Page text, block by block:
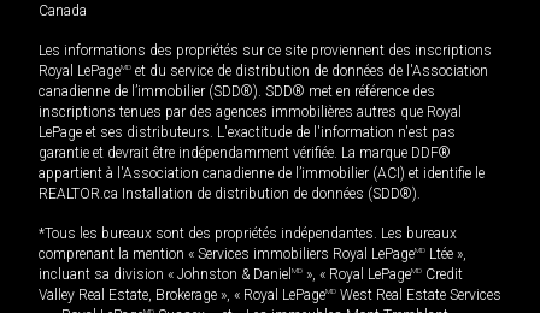
Canada
Les informations des propriétés sur ce site proviennent des inscriptions
Royal LePageMD et du service de distribution de données de l'Association
canadienne de l’immobilier (SDD®). SDD® met en référence des
inscriptions tenues par des agences immobilières autres que Royal
LePage et ses distributeurs. L'exactitude de l'information n'est pas
garantie et devrait être indépendamment vérifiée. La marque DDF®
appartient à l'Association canadienne de l’immobilier (ACI) et identifie le
REALTOR.ca Installation de distribution de données (SDD®).
*Tous les bureaux sont des propriétés indépendantes. Les bureaux
comprenant la mention « Services immobiliers Royal LePageMD Ltée »,
incluant sa division « Johnston & Daniel MD », « Royal LePageMD Credit
Valley Real Estate, Brokerage », « Royal LePageMD West Real Estate Services
MD